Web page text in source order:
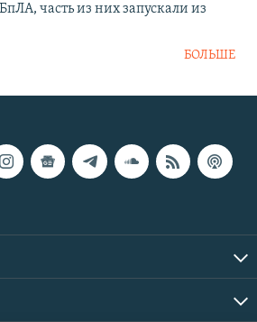
часть из них запускали из
БОЛЬШЕ